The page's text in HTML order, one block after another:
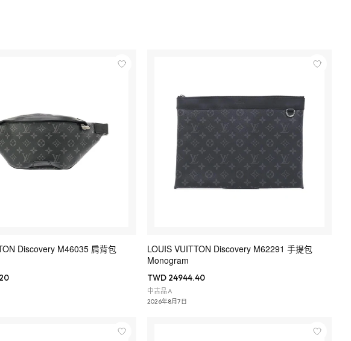
Discovery M46035 肩背包
LOUIS VUITTON Discovery M62291 手提包
Monogram
TWD 24944.40
中古品A
2026年8月7日